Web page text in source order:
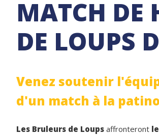
MATCH DE
DE LOUPS
Venez soutenir
d'un match à la
Les Bruleurs de Loups affronteront